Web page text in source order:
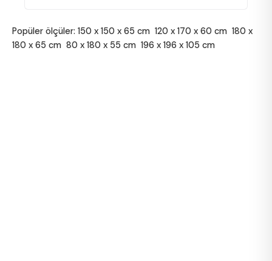
Popüler ölçüler: 150 x 150 x 65 cm 120 x 170 x 60 cm 180 x
180 x 65 cm 80 x 180 x 55 cm 196 x 196 x 105 cm